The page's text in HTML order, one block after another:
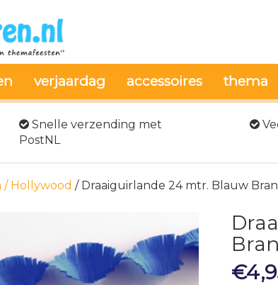
verjaardag accessoires thema
Snelle verzending met
PostNL
/ Hollywood / Draaiguirlande 24 mtr. Blauw
€